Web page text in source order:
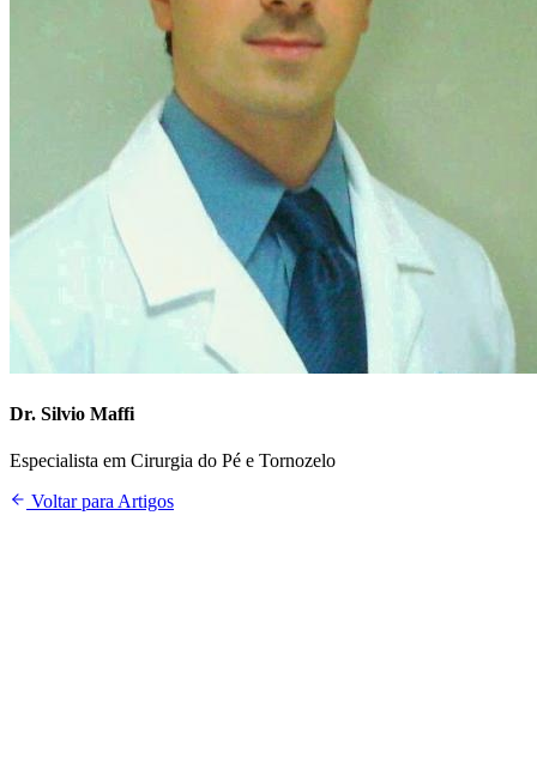
Dr. Silvio Maffi
Especialista em Cirurgia do Pé e Tornozelo
Voltar para Artigos